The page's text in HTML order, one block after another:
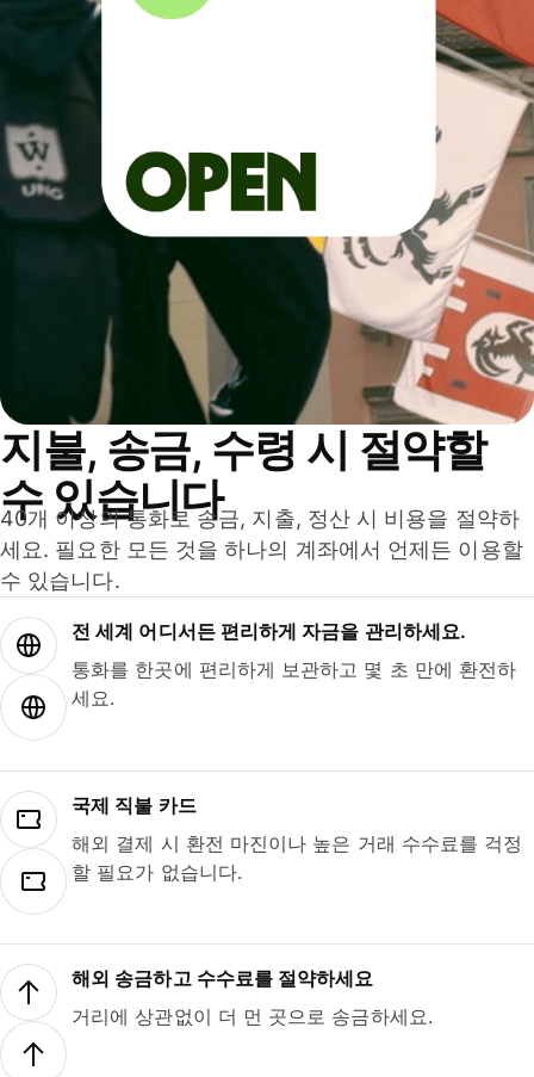
지불, 송금, 수령 시 절약할
수 있습니다
40개 이상의 통화로 송금, 지출, 정산 시 비용을 절약하
세요. 필요한 모든 것을 하나의 계좌에서 언제든 이용할
수 있습니다.
전 세계 어디서든 편리하게 자금을 관리하세요.
통화를 한곳에 편리하게 보관하고 몇 초 만에 환전하
세요.
국제 직불 카드
해외 결제 시 환전 마진이나 높은 거래 수수료를 걱정
할 필요가 없습니다.
해외 송금하고 수수료를 절약하세요
거리에 상관없이 더 먼 곳으로 송금하세요.